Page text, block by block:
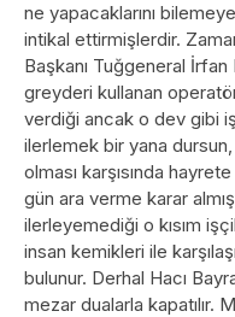
ne yapacaklarını
intikal ettirmişlerdir.
Başkanı Tuğgeneral
greyderi kullanan
verdiği ancak o dev gibi
ilerlemek bir yana dursun,
olması karşısında
gün ara verme karar
ilerleyemediği o kısım
insan kemikleri ile
bulunur. Derhal Hacı
mezar dualarla kapatılır.